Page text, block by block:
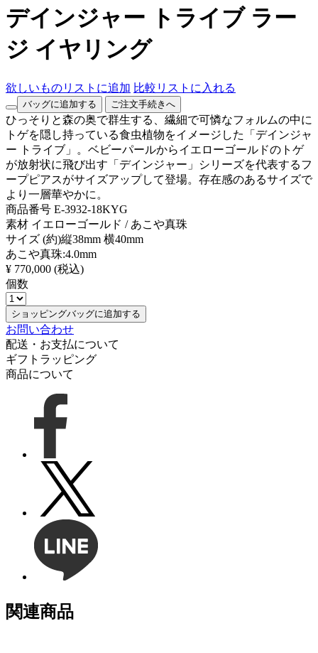
デインジャー トライブ ラー
ジ イヤリング
欲しいものリストに追加 比較リストに入れる
バッグに追加する ご注文手続きへ
ひっそりと森の奥で群生する、繊細で可憐なフォルムの中に
トゲを隠し持っている食虫植物をイメージした「デインジャ
ー トライブ」。ベビーパールからイエローゴールドのトゲ
が放射状に飛び出す「デインジャー」シリーズを代表するフ
ープピアスがサイズアップして登場。存在感のあるサイズで
より一層華やかに。
商品番号 E-3932-18KYG
素材 イエローゴールド / あこや真珠
サイズ (約)縦38mm 横40mm
あこや真珠:4.0mm
¥ 770,000 (税込)
個数
ショッピングバッグに追加する
お問い合わせ
配送・お支払について
ギフトラッピング
商品について
関連商品